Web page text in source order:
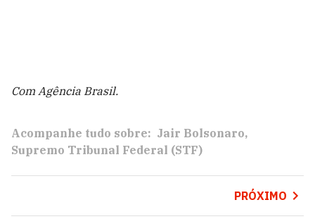
Com Agência Brasil.
Acompanhe tudo sobre: Jair Bolsonaro
Supremo Tribunal Federal (STF)
PRÓXIMO